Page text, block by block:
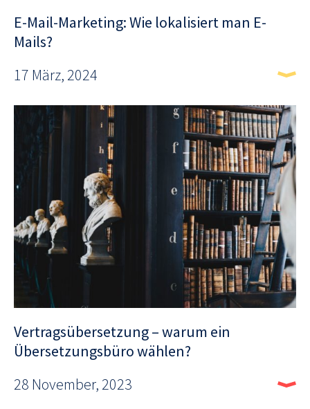
E-Mail-Marketing: Wie lokalisiert man E-
Mails?
17 März, 2024
Vertragsübersetzung – warum ein
Übersetzungsbüro wählen?
28 November, 2023